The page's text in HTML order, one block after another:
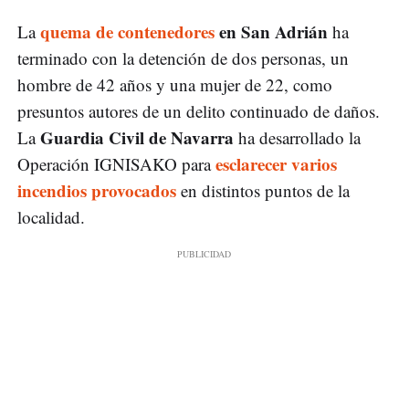
Laquema de contenedoresen San Adrián ha
terminado con la detención de dos personas, un
hombre de 42 años y una mujer de 22, como
presuntos autores de un delito continuado de daños.
LaGuardia Civil de Navarra ha desarrollado la
Operación IGNISAKO paraesclarecer varios
incendios provocados en distintos puntos de la
localidad.